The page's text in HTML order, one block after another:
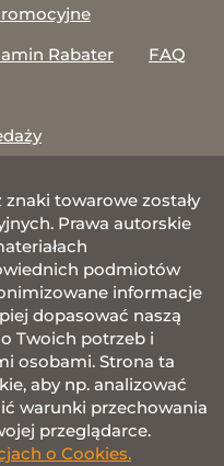
Rabater
FAQ
towarowe zostały
Prawa autorskie
podmiotów
informacje
dopasować naszą
Twoich potrzeb i
osobami. Strona ta
aby np. analizować
warunki przechowania
przeglądarce.
o Cookies.